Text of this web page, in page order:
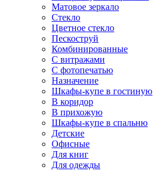
Матовое зеркало
Стекло
Цветное стекло
Пескоструй
Комбинированные
С витражами
С фотопечатью
Назначение
Шкафы-купе в гостиную
В коридор
В прихожую
Шкафы-купе в спальню
Детские
Офисные
Для книг
Для одежды